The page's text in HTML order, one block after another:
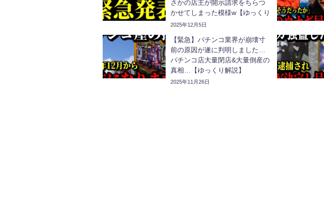
さかの店主が開示請求をちらつ
かせてしまった模様w【ゆっくり
解説】
2025年12月5日
【緊急】パチンコ業界が崩壊寸
前の原因が遂に判明しました…
パチンコ店大量閉店&大量倒産の
真相…【ゆっくり解説】
2025年11月26日